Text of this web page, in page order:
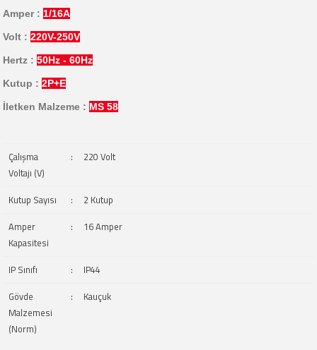
Amper : 1/16A
Volt : 220V-250V
Hertz : 50Hz - 60Hz
Kutup : 2P+E
İletken Malzeme : MS 58
Çalışma
Voltajı (V)
: 220 Volt
Kutup Sayısı :
2 Kutup
Amper
Kapasitesi
: 16 Amper
IP Sınıfı :
IP44
Gövde
Malzemesi
(Norm)
: Kauçuk